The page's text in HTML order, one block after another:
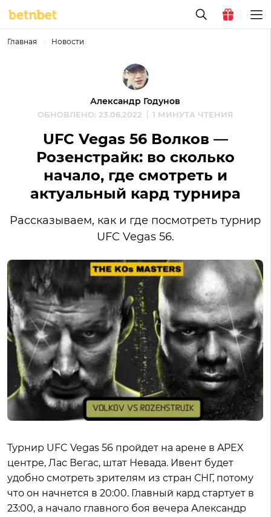
Главная Новости
Александр Годунов
ОБНОВЛЕНО: 23.06.2022 1 МИНУТА ЧТЕНИЯ
UFC Vegas 56 Волков —
Розенстрайк: во сколько
начало, где смотреть и
актуальный кард турнира
Рассказываем, как и где посмотреть турнир
UFC Vegas 56.
Турнир UFC Vegas 56 пройдет на арене в APEX
центре, Лас Вегас, штат Невада. Ивент будет
удобно смотреть зрителям из стран СНГ, потому
что он начнется в 20:00. Главный кард стартует в
23:00, а начало главного боя вечера Александр